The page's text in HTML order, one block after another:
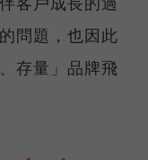
問題，也因此
存量」品牌飛